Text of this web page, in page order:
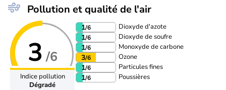
Pollution et qualité de l'air
3 /6
Indice pollution
Dégradé
1/6 Dioxyde d'azote
1/6 Dioxyde de soufre
1/6 Monoxyde de carbone
3/6 Ozone
1/6 Particules fines
1/6 Poussières